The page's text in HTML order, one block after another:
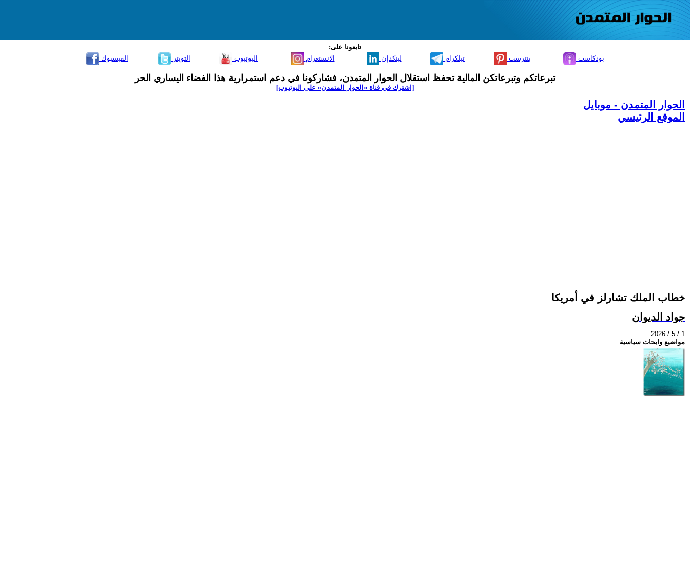
تابعونا على:
الفيسبوك
التويتر اليوتيوب الانستغرام لينكدإن تيلكرام بنترست بودكاست
تبرعاتكم وتبرعاتكن المالية تحفظ استقلال الحوار المتمدن، فشاركونا في دعم استمرارية هذا الفضاء اليساري الحر
[اشترك في قناة ‫«الحوار المتمدن» على اليوتيوب]
الحوار المتمدن - موبايل
الموقع الرئيسي
خطاب الملك تشارلز في أمريكا
جواد الديوان
2026 / 5 / 1
مواضيع وابحاث سياسية